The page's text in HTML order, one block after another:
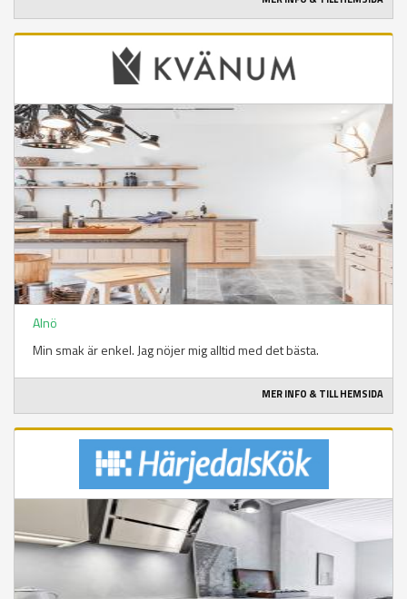
Alnö
Min smak är enkel. Jag nöjer mig alltid med det bästa.
MER INFO & TILL HEMSIDA